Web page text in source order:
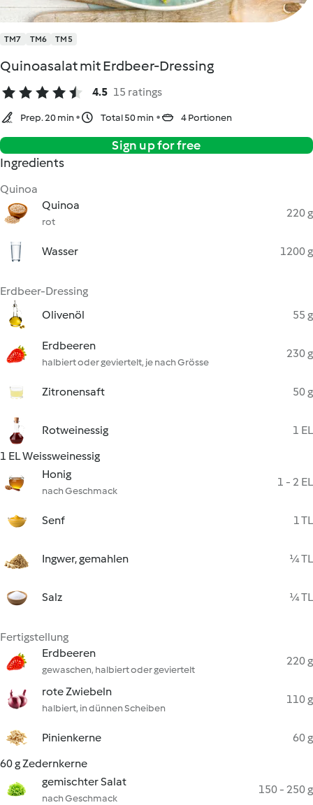
TM7 TM6 TM5
Quinoasalat mit Erdbeer-Dressing
4.5 15 ratings
Prep. 20 min Total 50 min 4 Portionen
Sign up for free
Ingredients
Quinoa
Quinoa
rot
220 g
Wasser 1200 g
Erdbeer-Dressing
Olivenöl
55 g
Erdbeeren
halbiert oder geviertelt, je nach Grösse
230 g
Zitronensaft 50 g
Rotweinessig
1 EL
1 EL Weissweinessig
Honig
nach Geschmack
1 - 2 EL
Senf 1 TL
Ingwer, gemahlen ¼ TL
Salz ¼ TL
Fertigstellung
Erdbeeren
gewaschen, halbiert oder geviertelt
220 g
rote Zwiebeln
halbiert, in dünnen Scheiben
110 g
Pinienkerne
60 g
60 g Zedernkerne
gemischter Salat
nach Geschmack
150 - 250 g